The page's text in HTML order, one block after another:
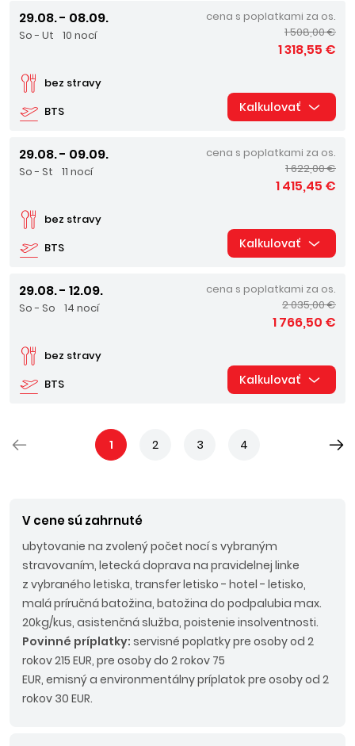
29.08. - 08.09.
So - Ut 10 nocí
BTS
bez stravy
cena s poplatkami za os.
1 508,00 €
1 318,55 €
Kalkulovať
29.08. - 09.09.
So - St 11 nocí
BTS
bez stravy
cena s poplatkami za os.
1 622,00 €
1 415,45 €
Kalkulovať
29.08. - 12.09.
So - So 14 nocí
BTS
bez stravy
cena s poplatkami za os.
2 035,00 €
1 766,50 €
Kalkulovať
1 2 3 4
V cene sú zahrnuté
ubytovanie na zvolený počet nocí s vybraným
stravovaním, letecká doprava na pravidelnej linke
z vybraného letiska, transfer letisko - hotel - letisko,
malá príručná batožina, batožina do podpalubia max.
20kg/kus, asistenčná služba, poistenie insolventnosti.
Povinné príplatky: servisné poplatky pre osoby od 2
rokov 215 EUR, pre osoby do 2 rokov 75
EUR, emisný a environmentálny príplatok pre osoby od 2
rokov 30 EUR.